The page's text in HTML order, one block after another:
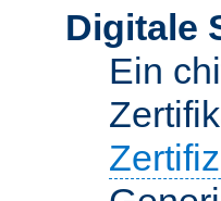
Digitale
Ein